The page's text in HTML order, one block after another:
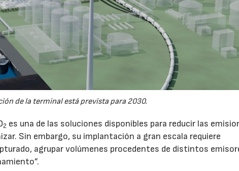
de la terminal está prevista para 2030.
2 es una de las soluciones disponibles para reducir las
Sin embargo, su implantación a gran escala requiere
agrupar volúmenes procedentes de distintos